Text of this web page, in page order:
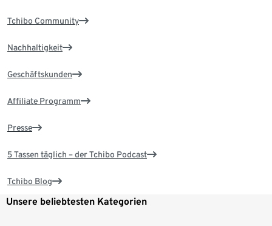
Tchibo Community
Nachhaltigkeit
Geschäftskunden
Affiliate Programm
Presse
5 Tassen täglich – der Tchibo Podcast
Tchibo Blog
Unsere beliebtesten Kategorien